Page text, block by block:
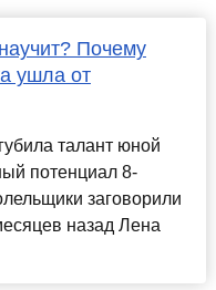
Почему
ушла от
талант юной
потенциал 8-
заговорили
назад Лена